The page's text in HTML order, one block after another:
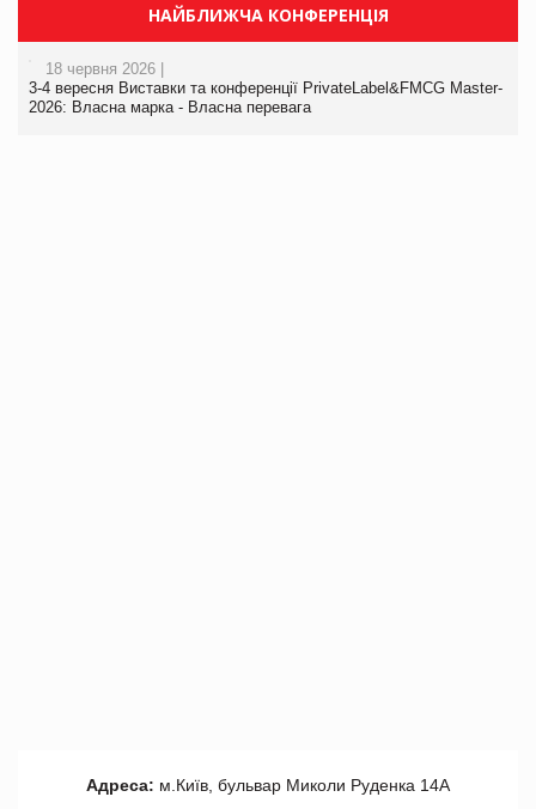
НАЙБЛИЖЧА КОНФЕРЕНЦІЯ
18 червня 2026 |
3-4 вересня Виставки та конференції PrivateLabel&FMCG Master-
2026: Власна марка - Власна перевага
Адреса: м.Київ, бульвар Миколи Руденка 14А